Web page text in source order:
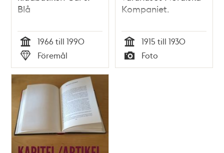
Blå
Tid
1966 till 1990
Typ
Föremål
Kompaniet.
Tid
1915 till 1930
Typ
Foto